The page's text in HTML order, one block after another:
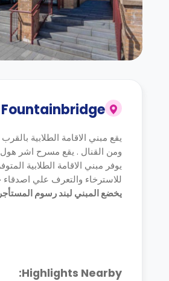
Fountainbridge
يقع مبني الاقامة الطلابية
ومن القنال . يقع مسرح اشر
يوفر مبني الاقامة الطلابية
للاسترخاء والتعرف علي
يخضع المبني لبند رسوم المستأجر حيث تبلغ رسوم الحجز
Highlights Nearby: